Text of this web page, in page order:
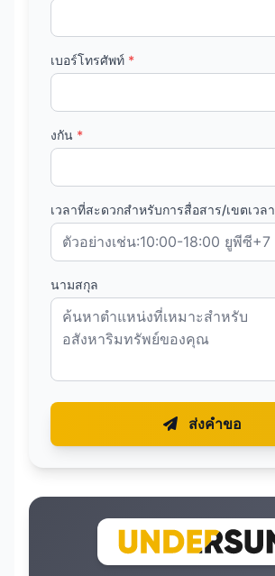
เบอร์โทรศัพท์ *
งกัน *
เวลาที่สะดวกสำหรับการสื่อสาร/เขตเวลา
นามสกุล
ส่งคำขอ